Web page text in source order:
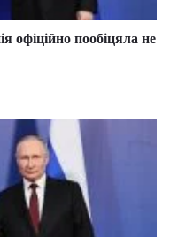
офіційно пообіцяла не